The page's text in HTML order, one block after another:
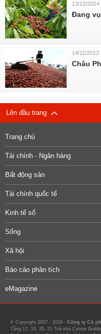
13/12/2014
Đang
14/11/2013
Châu
Lên đầu trang
Trang chủ
Tài chính - Ngân hàng
Bất động sản
Tài chính quốc tế
Kinh tế số
Sống
Xã hội
Báo cáo phân tích
eMagazine
© Copyright 2007 - 2026 - Công ty Cổ
Tầng 17, 19, 20, 21 Toà nhà Center